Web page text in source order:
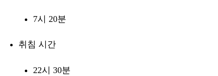
7시 20분
취침 시간
22시 30분